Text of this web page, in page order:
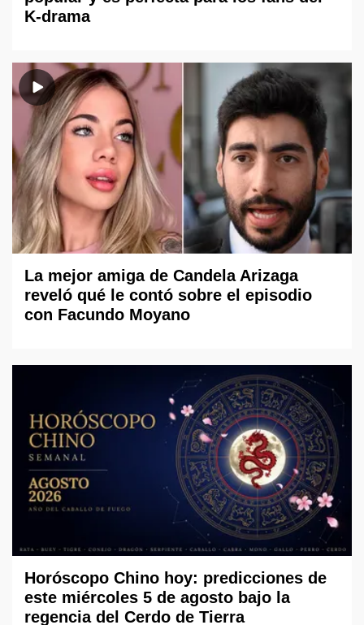
K-drama
La mejor amiga de Candela Arizaga
reveló qué le contó sobre el episodio
con Facundo Moyano
Horóscopo Chino hoy: predicciones de
este miércoles 5 de agosto bajo la
regencia del Cerdo de Tierra